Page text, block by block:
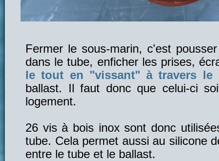
Fermer le sous-marin, c'est
dans le tube, enficher les prises,
le tout en "vissant" à travers le
ballast. Il faut donc que celui-ci
logement.
26 vis à bois inox sont donc
tube. Cela permet aussi au silicone
entre le tube et le ballast.